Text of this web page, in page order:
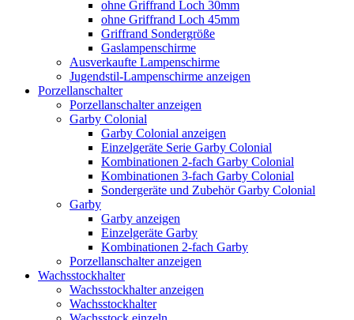
ohne Griffrand Loch 30mm
ohne Griffrand Loch 45mm
Griffrand Sondergröße
Gaslampenschirme
Ausverkaufte Lampenschirme
Jugendstil-Lampenschirme anzeigen
Porzellanschalter
Porzellanschalter anzeigen
Garby Colonial
Garby Colonial anzeigen
Einzelgeräte Serie Garby Colonial
Kombinationen 2-fach Garby Colonial
Kombinationen 3-fach Garby Colonial
Sondergeräte und Zubehör Garby Colonial
Garby
Garby anzeigen
Einzelgeräte Garby
Kombinationen 2-fach Garby
Porzellanschalter anzeigen
Wachsstockhalter
Wachsstockhalter anzeigen
Wachsstockhalter